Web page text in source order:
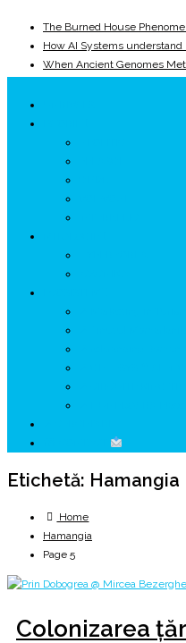
The Danube River „Bone
Etichetă: Hamangia
Home
Hamangia
Page 5
Colonizarea